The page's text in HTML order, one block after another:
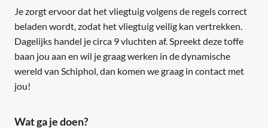
Je zorgt ervoor dat het vliegtuig volgens de regels correct
beladen wordt, zodat het vliegtuig veilig kan vertrekken.
Dagelijks handel je circa 9 vluchten af. Spreekt deze toffe
baan jou aan en wil je graag werken in de dynamische
wereld van Schiphol, dan komen we graag in contact met
jou!
Wat ga je doen?